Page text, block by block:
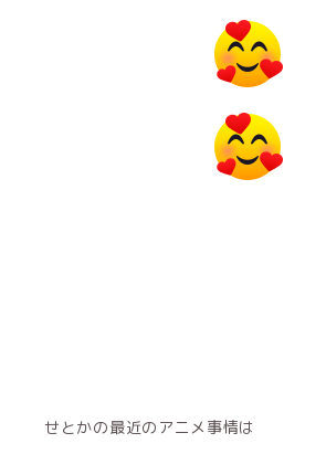
せとかの最近のアニメ事情は